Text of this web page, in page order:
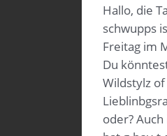
Hallo, die
schwupps
Freitag im
Du
Wildstylz of
oder?